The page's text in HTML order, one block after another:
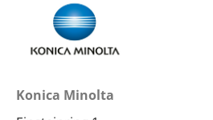
Konica Minolta